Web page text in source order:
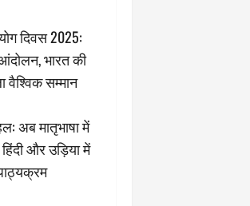
दिवस 2025:
भारत की
वैश्विक सम्मान
अब मातृभाषा में
और उड़िया में